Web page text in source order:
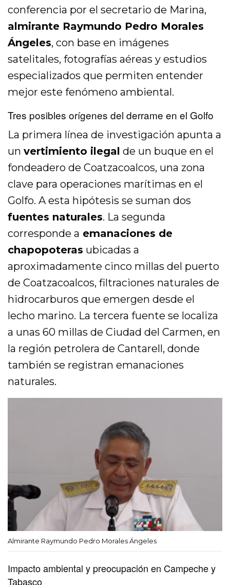
conferencia por el secretario de Marina,
almirante Raymundo Pedro Morales
Ángeles, con base en imágenes
satelitales, fotografías aéreas y estudios
especializados que permiten entender
mejor este fenómeno ambiental.
Tres posibles orígenes del derrame en el Golfo
La primera línea de investigación apunta a
unvertimiento ilegal de un buque en el
fondeadero de Coatzacoalcos, una zona
clave para operaciones marítimas en el
Golfo. A esta hipótesis se suman dos
fuentes naturales. La segunda
corresponde a emanaciones de
chapopoteras ubicadas a
aproximadamente cinco millas del puerto
de Coatzacoalcos, filtraciones naturales de
hidrocarburos que emergen desde el
lecho marino. La tercera fuente se localiza
a unas 60 millas de Ciudad del Carmen, en
la región petrolera de Cantarell, donde
también se registran emanaciones
naturales.
Almirante Raymundo Pedro Morales Ángeles
Impacto ambiental y preocupación en Campeche y
Tabasco